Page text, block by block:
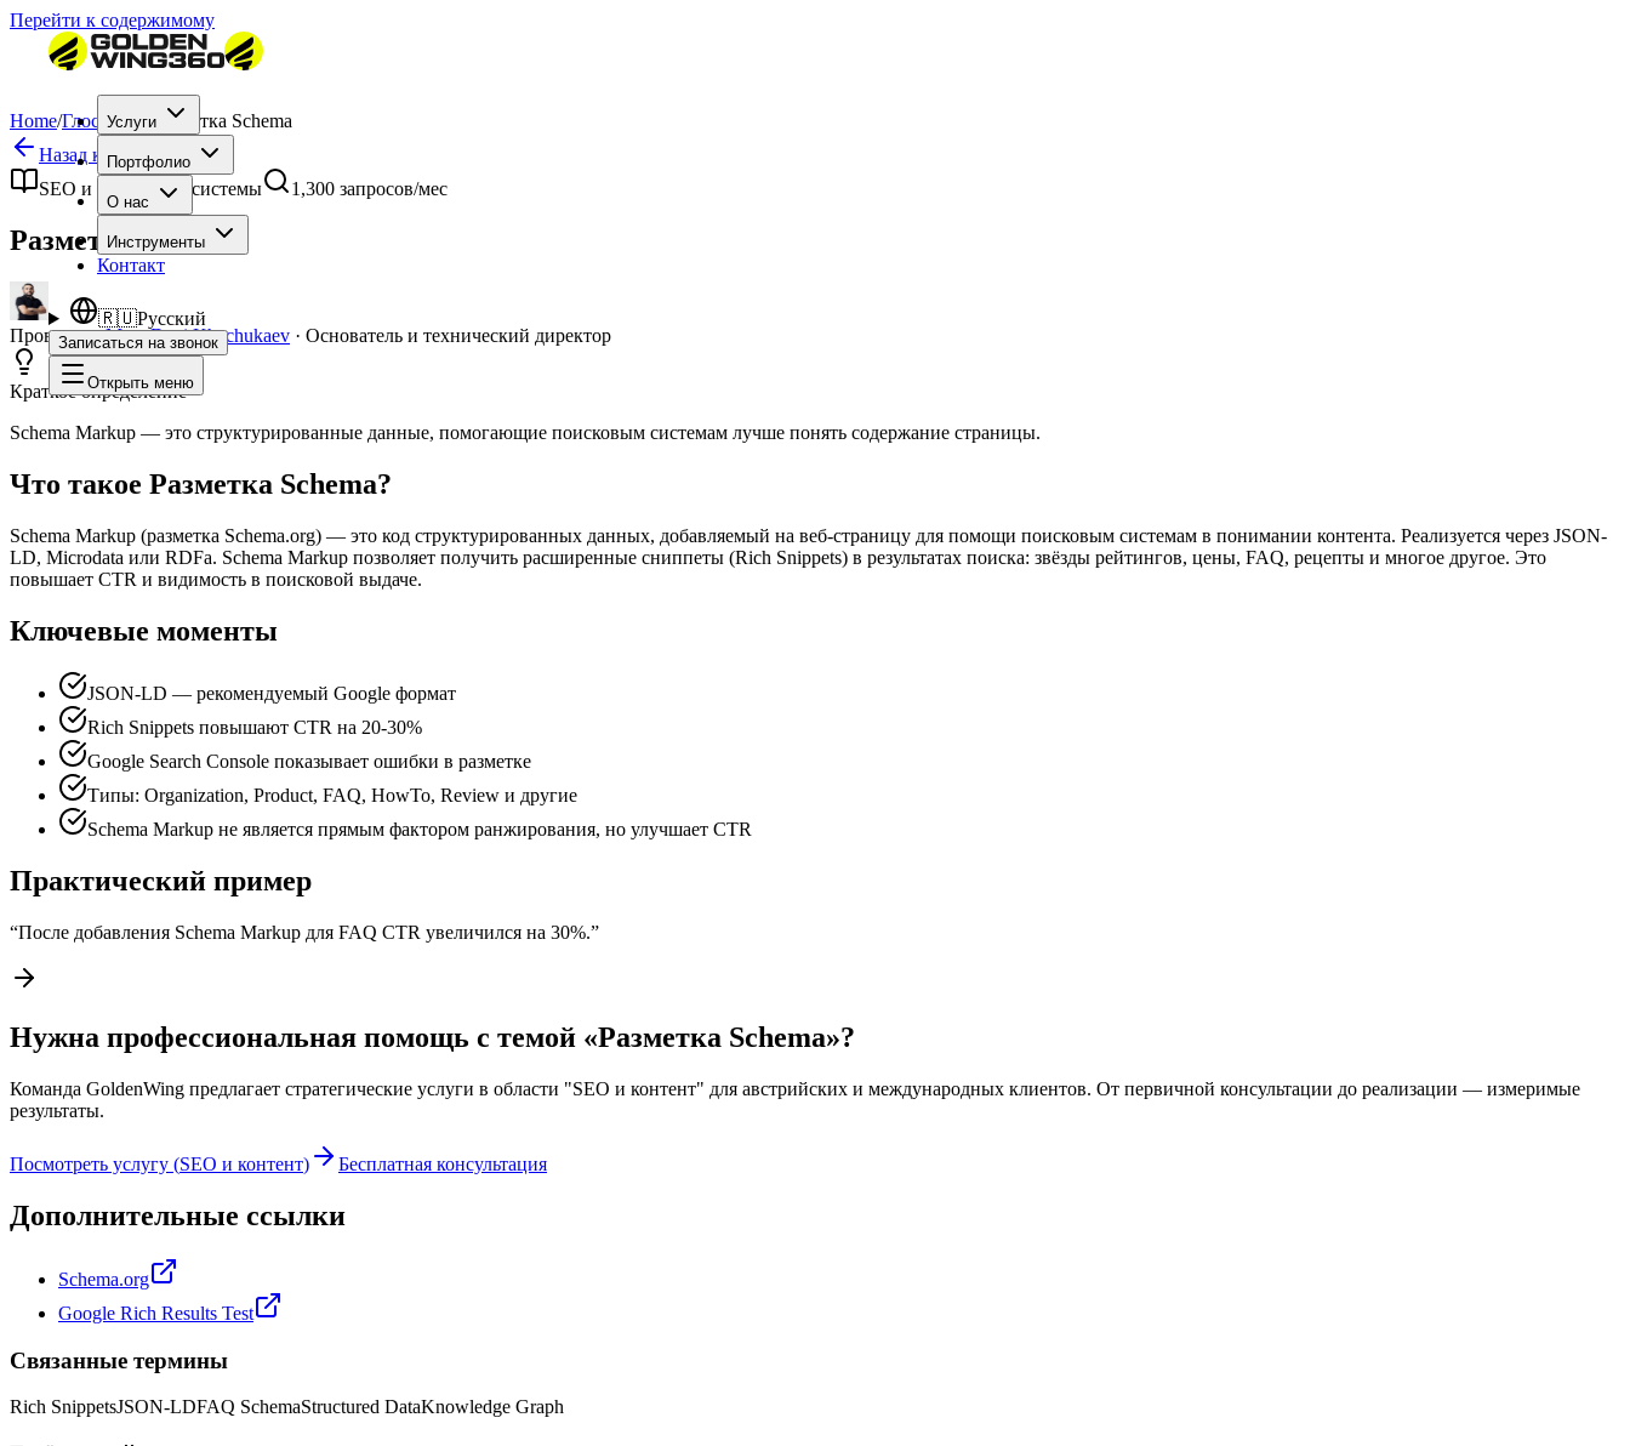
Перейти к содержимому
Услуги
Портфолио
О нас
Инструменты
Контакт
🇷🇺Русский
Записаться на звонок
Открыть меню
Home/Глоссарий/Разметка Schema
Назад к глоссарию
SEO и поисковые системы
1,300 запросов/мес
Разметка Schema
Проверено Mag. Deni Khachukaev · Основатель и технический директор
Краткое определение
Schema Markup — это структурированные данные, помогающие поисковым системам лучше понять содержание страницы.
Что такое Разметка Schema?
Schema Markup (разметка Schema.org) — это код структурированных данных, добавляемый на веб-страницу для помощи поисковым системам в понимании контента. Реализуется через JSON-
LD, Microdata или RDFa. Schema Markup позволяет получить расширенные сниппеты (Rich Snippets) в результатах поиска: звёзды рейтингов, цены, FAQ, рецепты и многое другое. Это
повышает CTR и видимость в поисковой выдаче.
Ключевые моменты
JSON-LD — рекомендуемый Google формат
Rich Snippets повышают CTR на 20-30%
Google Search Console показывает ошибки в разметке
Типы: Organization, Product, FAQ, HowTo, Review и другие
Schema Markup не является прямым фактором ранжирования, но улучшает CTR
Практический пример
“После добавления Schema Markup для FAQ CTR увеличился на 30%.”
Нужна профессиональная помощь с темой «Разметка Schema»?
Команда GoldenWing предлагает стратегические услуги в области "SEO и контент" для австрийских и международных клиентов. От первичной консультации до реализации — измеримые
результаты.
Посмотреть услугу (SEO и контент) Бесплатная консультация
Дополнительные ссылки
Schema.org
Google Rich Results Test
Связанные термины
Rich SnippetsJSON-LDFAQ SchemaStructured DataKnowledge Graph